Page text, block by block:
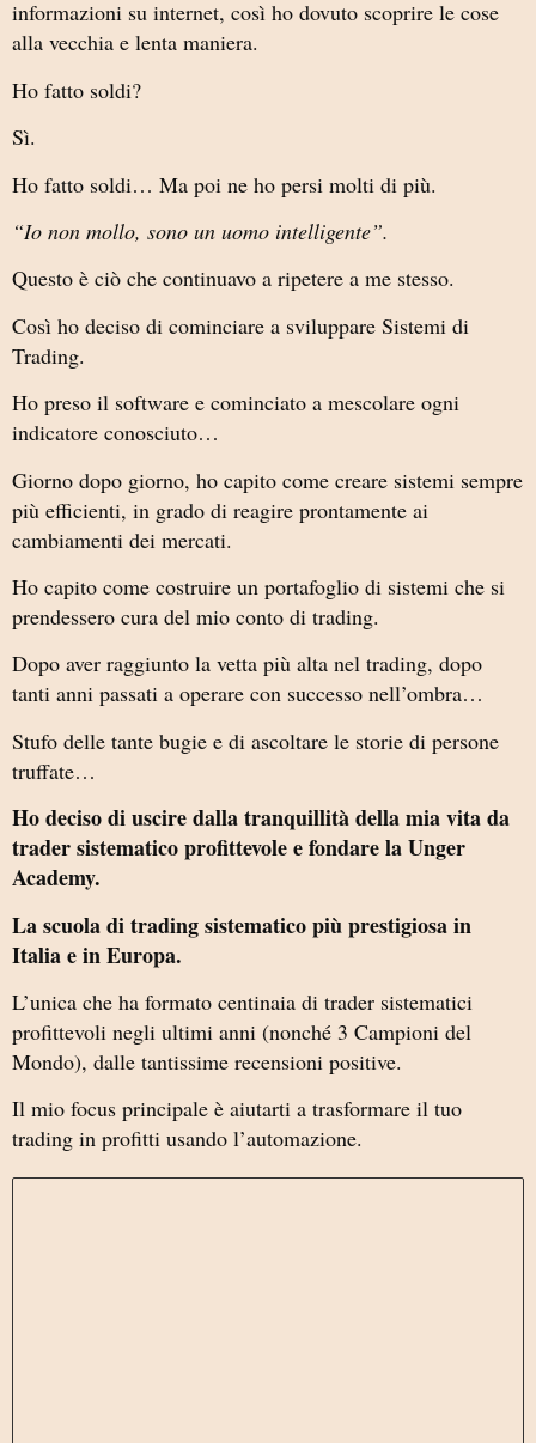
informazioni su internet, così ho dovuto scoprire le cose
alla vecchia e lenta maniera.
Ho fatto soldi?
Sì.
Ho fatto soldi… Ma poi ne ho persi molti di più.
“Io non mollo, sono un uomo intelligente”.
Questo è ciò che continuavo a ripetere a me stesso.
Così ho deciso di cominciare a sviluppare Sistemi di
Trading.
Ho preso il software e cominciato a mescolare ogni
indicatore conosciuto…
Giorno dopo giorno, ho capito come creare sistemi sempre
più efficienti, in grado di reagire prontamente ai
cambiamenti dei mercati.
Ho capito come costruire un portafoglio di sistemi che si
prendessero cura del mio conto di trading.
Dopo aver raggiunto la vetta più alta nel trading, dopo
tanti anni passati a operare con successo nell’ombra…
Stufo delle tante bugie e di ascoltare le storie di persone
truffate…
Ho deciso di uscire dalla tranquillità della mia vita da
trader sistematico profittevole e fondare la Unger
Academy.
La scuola di trading sistematico più prestigiosa in
Italia e in Europa.
L’unica che ha formato centinaia di trader sistematici
profittevoli negli ultimi anni (nonché 3 Campioni del
Mondo), dalle tantissime recensioni positive.
Il mio focus principale è aiutarti a trasformare il tuo
trading in profitti usando l’automazione.